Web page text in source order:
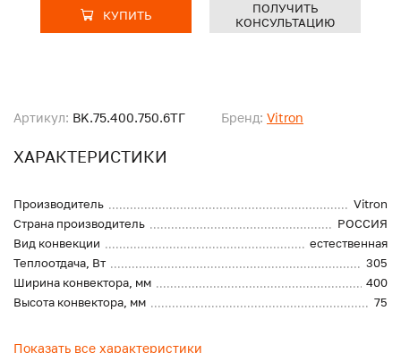
Артикул: BK.75.400.750.6ТГ Бренд: Vitron
ХАРАКТЕРИСТИКИ
Производитель
Vitron
Страна производитель
РОССИЯ
Вид конвекции
естественная
Теплоотдача, Вт
305
Ширина конвектора, мм
400
Высота конвектора, мм
75
Показать все характеристики
КУПИТЬ
ПОЛУЧИТЬ
КОНСУЛЬТАЦИЮ